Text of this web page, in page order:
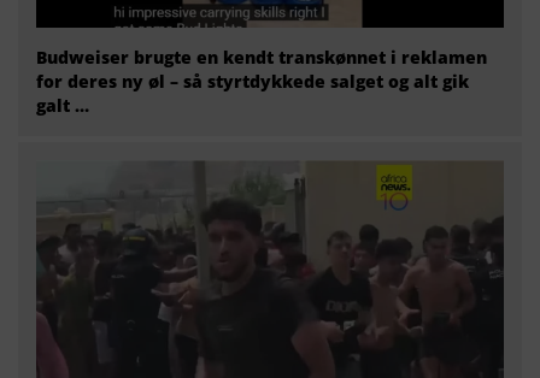
Budweiser brugte en kendt transkønnet i reklamen
for deres ny øl – så styrtdykkede salget og alt gik
galt …